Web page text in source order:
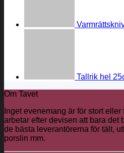
Tallrik hel
Om Tavet
Inget evenemang är för stort
arbetar efter devisen att bara det
de bästa leverantörerna för tält,
porslin mm.